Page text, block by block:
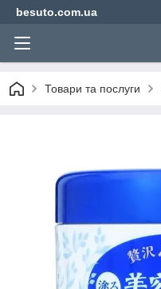
besuto.com.ua
Товари та послуги